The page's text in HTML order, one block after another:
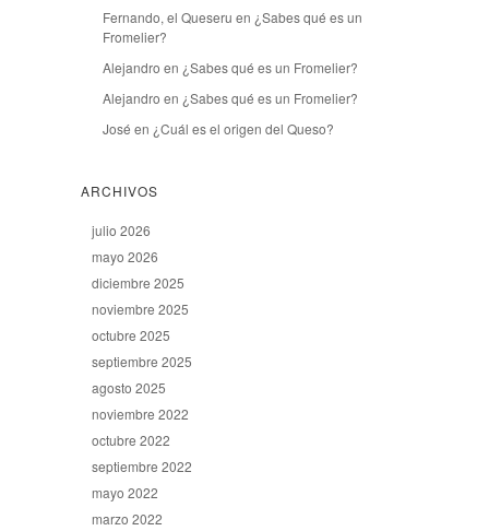
Fernando, el Queseru en ¿Sabes qué es un
Fromelier?
Alejandro en ¿Sabes qué es un Fromelier?
Alejandro en ¿Sabes qué es un Fromelier?
José en ¿Cuál es el origen del Queso?
ARCHIVOS
julio 2026
mayo 2026
diciembre 2025
noviembre 2025
octubre 2025
septiembre 2025
agosto 2025
noviembre 2022
octubre 2022
septiembre 2022
mayo 2022
marzo 2022